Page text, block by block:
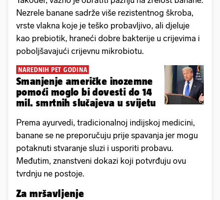
Nezrele banane sadrže više rezistentnog škroba,
vrste vlakna koje je teško probavljivo, ali djeluje
kao prebiotik, hraneći dobre bakterije u crijevima i
poboljšavajući crijevnu mikrobiotu.
NAREDNIH PET GODINA
Smanjenje američke inozemne
pomoći moglo bi dovesti do 14
mil. smrtnih slučajeva u svijetu
Prema ayurvedi, tradicionalnoj indijskoj medicini,
banane se ne preporučuju prije spavanja jer mogu
potaknuti stvaranje sluzi i usporiti probavu.
Međutim, znanstveni dokazi koji potvrđuju ovu
tvrdnju ne postoje.
Za mršavljenje